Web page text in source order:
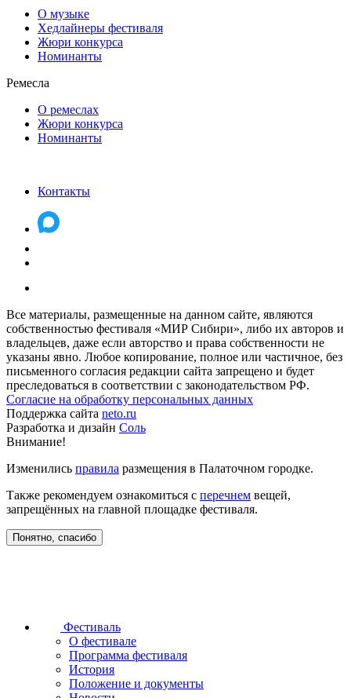
О музыке
Хедлайнеры фестиваля
Жюри конкурса
Номинанты
Ремесла
О ремеслах
Жюри конкурса
Номинанты
Контакты
Все материалы, размещенные на данном сайте, являются
собственностью фестиваля «МИР Сибири», либо их авторов и
владельцев, даже если авторство и права собственности не
указаны явно. Любое копирование, полное или частичное, без
письменного согласия редакции сайта запрещено и будет
преследоваться в соответствии с законодательством РФ.
Согласие на обработку персональных данных
Поддержка сайта neto.ru
Разработка и дизайн Соль
Внимание!
Изменились правила размещения в Палаточном городке.
Также рекомендуем ознакомиться с перечнем вещей,
запрещённых на главной площадке фестиваля.
Понятно, спасибо
Фестиваль
О фестивале
Программа фестиваля
История
Положение и документы